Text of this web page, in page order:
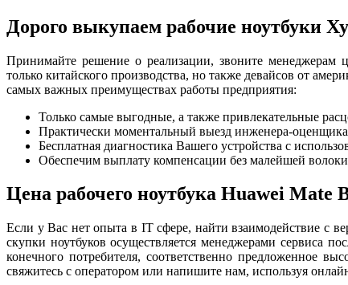
Дорого выкупаем рабочие ноутбуки
Принимайте решение о реализации, звоните менеджерам
только китайского производства, но также девайсов от
самых важных преимуществах работы предприятия:
Только самые выгодные, а также привлекательные
Практически моментальный выезд инженера-оценщика
Бесплатная диагностика Вашего устройства с
Обеспечим выплату компенсации без малейшей
Цена рабочего ноутбука Huawei Mate
Если у Вас нет опыта в IT сфере, найти взаимодействие с
скупки ноутбуков осуществляется менеджерами сервиса
конечного потребителя, соответственно предложенное
свяжитесь с оператором или напишите нам, используя